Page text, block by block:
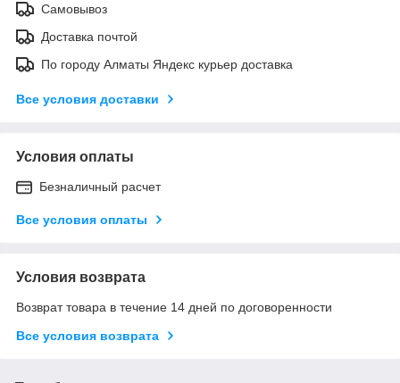
Самовывоз
Доставка почтой
По городу Алматы Яндекс курьер доставка
Все условия доставки
Условия оплаты
Безналичный расчет
Все условия оплаты
Условия возврата
Возврат товара в течение 14 дней по договоренности
Все условия возврата